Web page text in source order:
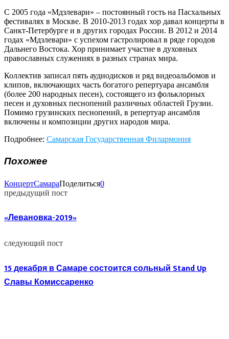
С 2005 года «Мдзлевари» – постоянный гость на Пасхальных
фестивалях в Москве. В 2010-2013 годах хор давал концерты в
Санкт-Петербурге и в других городах России. В 2012 и 2014
годах «Мдзлевари» с успехом гастролировал в ряде городов
Дальнего Востока. Хор принимает участие в духовных
православных служениях в разных странах мира.
Коллектив записал пять аудиодисков и ряд видеоальбомов и
клипов, включающих часть богатого репертуара ансамбля
(более 200 народных песен), состоящего из фольклорных
песен и духовных песнопений различных областей Грузии.
Помимо грузинских песнопений, в репертуар ансамбля
включены и композиции других народов мира.
Подробнее: Самарская Государственная Филармония
Похожее
КонцертСамараПоделиться0
предыдущий пост
«Левановка-2019»
следующий пост
15 декабря в Самаре состоится сольный Stand Up
Славы Комиссаренко